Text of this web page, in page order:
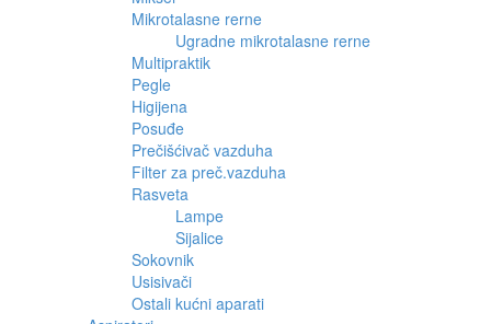
Mikrotalasne rerne
Ugradne mikrotalasne rerne
Multipraktik
Pegle
Higijena
Posuđe
Prečišćivač vazduha
Filter za preč.vazduha
Rasveta
Lampe
Sijalice
Sokovnik
Usisivači
Ostali kućni aparati